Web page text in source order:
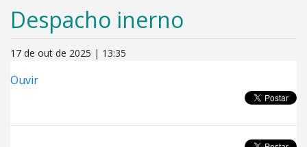
Despacho inerno
17 de out de 2025 | 13:35
Ouvir